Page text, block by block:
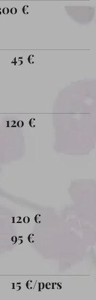
€
45 €
120 €
120 €
95 €
15 €/pers